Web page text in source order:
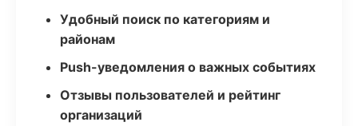
Удобный поиск по категориям и
районам
Push-уведомления о важных событиях
Отзывы пользователей и рейтинг
организаций